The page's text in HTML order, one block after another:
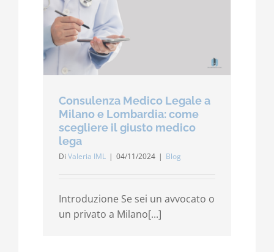
Consulenza Medico Legale a
Milano e Lombardia: come
scegliere il giusto medico
lega
Di Valeria IML | 04/11/2024 | Blog
Introduzione Se sei un avvocato o
un privato a Milano[...]